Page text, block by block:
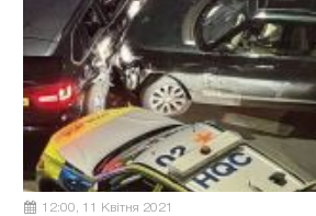
12:00, 11 Квітня 2021